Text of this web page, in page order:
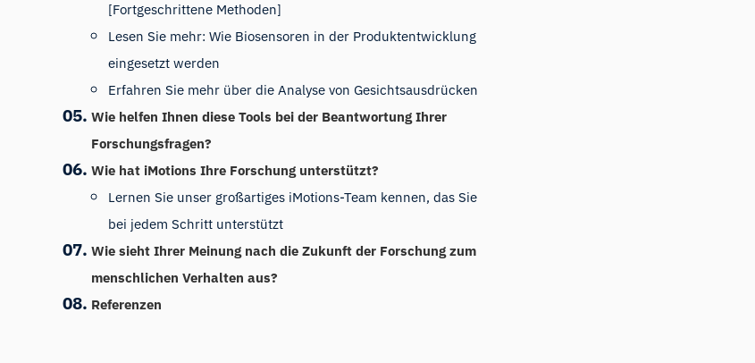
[Fortgeschrittene Methoden]
Lesen Sie mehr: Wie Biosensoren in der Produktentwicklung
eingesetzt werden
Erfahren Sie mehr über die Analyse von Gesichtsausdrücken
Wie helfen Ihnen diese Tools bei der Beantwortung Ihrer
Forschungsfragen?
Wie hat iMotions Ihre Forschung unterstützt?
Lernen Sie unser großartiges iMotions-Team kennen, das Sie
bei jedem Schritt unterstützt
Wie sieht Ihrer Meinung nach die Zukunft der Forschung zum
menschlichen Verhalten aus?
Referenzen